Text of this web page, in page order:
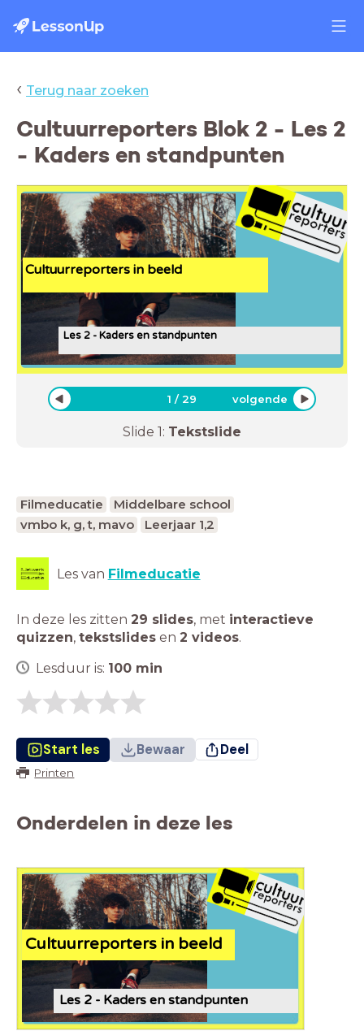
‹ Terug naar zoeken
Cultuurreporters Blok 2 - Les 2
- Kaders en standpunten
Les 2 - Kaders en standpunten
Cultuurreporters in beeld
1 /29 volgende
Slide 1: Tekstslide
Filmeducatie
Middelbare school
vmbo k, g, t, mavo
Leerjaar 1,2
Les van Filmeducatie
In deze les zitten 29 slides, met interactieve
quizzen, tekstslides en 2 videos.
Lesduur is: 100 min
Start les Bewaar Deel
Printen
Onderdelen in deze les
Les 2 - Kaders en standpunten
Cultuurreporters in beeld